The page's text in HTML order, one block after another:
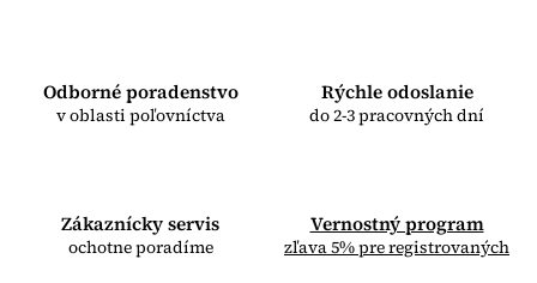
Odborné poradenstvo
v oblasti poľovníctva
Rýchle odoslanie
do 2-3 pracovných dní
Zákaznícky servis
ochotne poradíme
Vernostný program
zľava 5% pre registrovaných